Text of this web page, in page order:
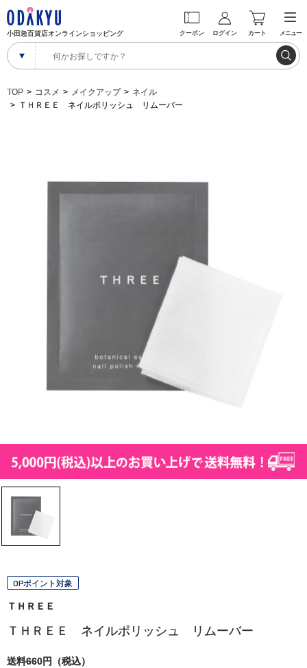
小田急百貨店オンラインショッピング クーポン ログイン カート メニュー
TOP コスメ メイクアップ
ネイル
ＴＨＲＥＥ ネイルポリッシュ リムーバー
OPポイント対象
ＴＨＲＥＥ
ＴＨＲＥＥ ネイルポリッシュ リムーバー
送料660円（税込）